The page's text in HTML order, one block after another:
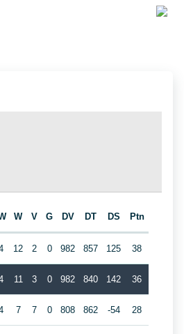
W V G DV DT DS Ptn
12 2 0 982 857 125 38
11 3 0 982 840 142 36
7 7 0 808 862 -54 28